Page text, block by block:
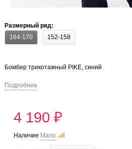
Размерный ряд:
164-170
152-158
Бомбер трикотажный PIKE, синий
Подробнее
4 190 ₽
Наличие Мало